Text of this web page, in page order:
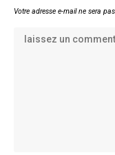
Votre adresse e-mail ne sera